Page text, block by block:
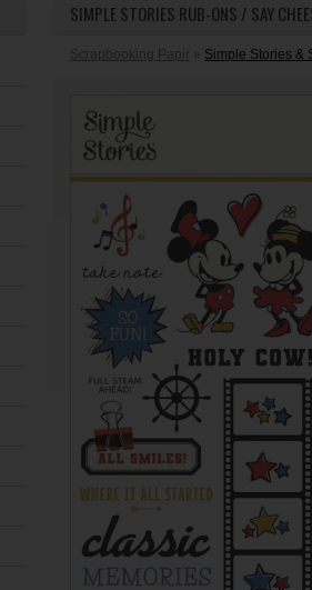
SIMPLE STORIES RUB-ONS / SAY
Scrapbooking Papir » Simple Stories &